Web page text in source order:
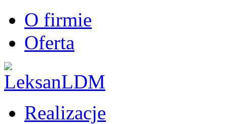
O firmie
Oferta
Realizacje